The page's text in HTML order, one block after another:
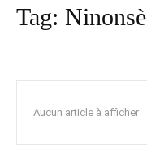
Tag: Ninonsè
Aucun article à afficher